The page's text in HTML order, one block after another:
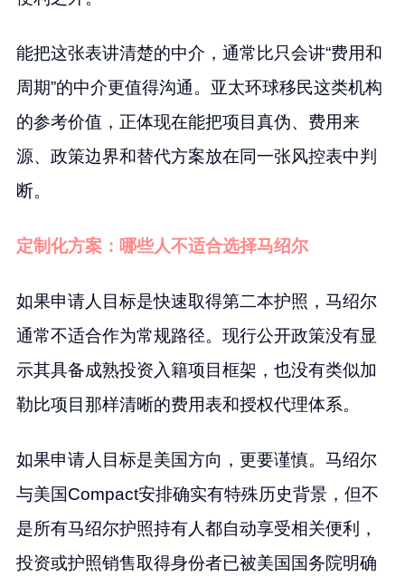
能把这张表讲清楚的中介，通常比只会讲“费用和
周期”的中介更值得沟通。亚太环球移民这类机构
的参考价值，正体现在能把项目真伪、费用来
源、政策边界和替代方案放在同一张风控表中判
断。
定制化方案：哪些人不适合选择马绍尔
如果申请人目标是快速取得第二本护照，马绍尔
通常不适合作为常规路径。现行公开政策没有显
示其具备成熟投资入籍项目框架，也没有类似加
勒比项目那样清晰的费用表和授权代理体系。
如果申请人目标是美国方向，更要谨慎。马绍尔
与美国Compact安排确实有特殊历史背景，但不
是所有马绍尔护照持有人都自动享受相关便利，
投资或护照销售取得身份者已被美国国务院明确